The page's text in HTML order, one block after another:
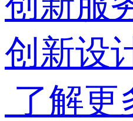
创新设
了解更